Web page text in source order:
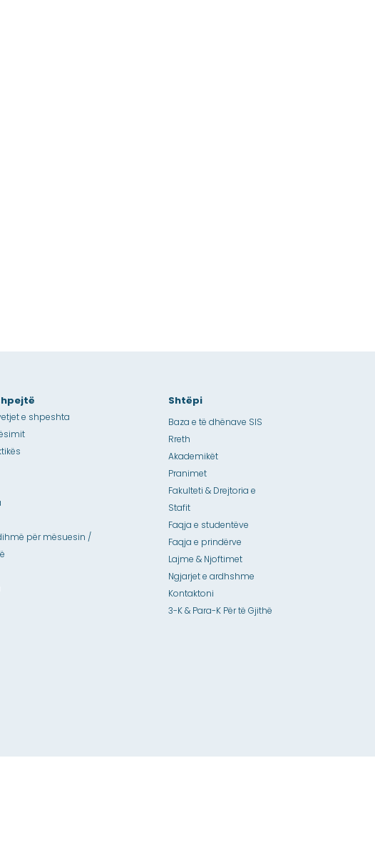
e shpeshta
për mësuesin /
Shtëpi
Baza e të dhënave SIS
Rreth
Akademikët
Pranimet
Fakulteti & Drejtoria e
Stafit
Faqja e studentëve
Faqja e prindërve
Lajme & Njoftimet
Ngjarjet e ardhshme
Kontaktoni
3-K & Para-K Për të Gjithë